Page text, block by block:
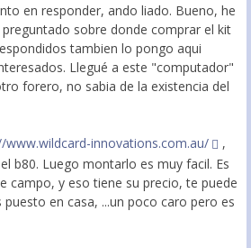
en responder, ando liado. Bueno, he
sobre donde comprar el kit
tambien lo pongo aqui
Llegué a este "computador"
forero, no sabia de la existencia del
www.wildcard-innovations.com.au/
,
b80. Luego montarlo es muy facil. Es
campo, y eso tiene su precio, te puede
en casa, ...un poco caro pero es